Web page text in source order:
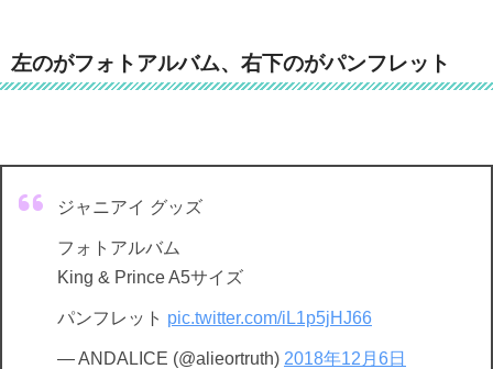
左のがフォトアルバム、右下のがパンフレット
ジャニアイ グッズ
フォトアルバム
King & Prince A5サイズ
パンフレット pic.twitter.com/iL1p5jHJ66
— ANDALICE (@alieortruth) 2018年12月6日